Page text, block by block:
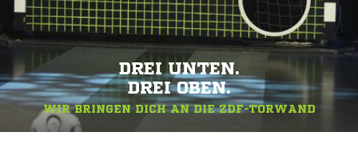
DREI UNTEN.
DREI OBEN.
WIR BRINGEN DICH AN DIE ZDF-TORWAND